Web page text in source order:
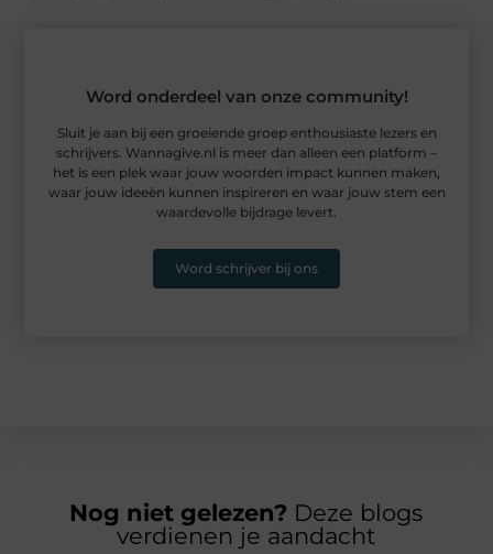
Word onderdeel van onze community!
Sluit je aan bij een groeiende groep enthousiaste lezers en
schrijvers. Wannagive.nl is meer dan alleen een platform –
het is een plek waar jouw woorden impact kunnen maken,
waar jouw ideeën kunnen inspireren en waar jouw stem een
waardevolle bijdrage levert.
Word schrijver bij ons
Nog niet gelezen? Deze blogs
verdienen je aandacht